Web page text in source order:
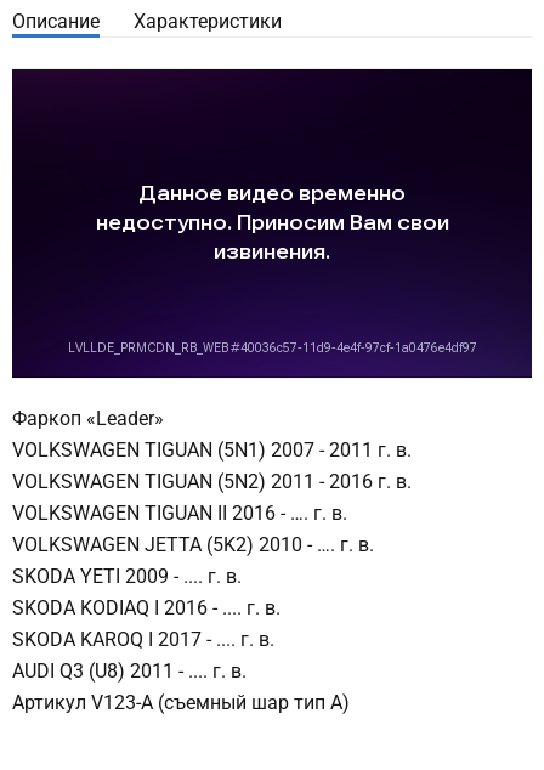
Описание Характеристики
Фаркоп «Leader»
VOLKSWAGEN TIGUAN (5N1) 2007 - 2011 г. в.
VOLKSWAGEN TIGUAN (5N2) 2011 - 2016 г. в.
VOLKSWAGEN TIGUAN II 2016 - …. г. в.
VOLKSWAGEN JETTA (5K2) 2010 - …. г. в.
SKODA YETI 2009 - .... г. в.
SKODA KODIAQ I 2016 - .... г. в.
SKODA KAROQ I 2017 - .... г. в.
AUDI Q3 (U8) 2011 - .... г. в.
Артикул V123-A (съемный шар тип А)